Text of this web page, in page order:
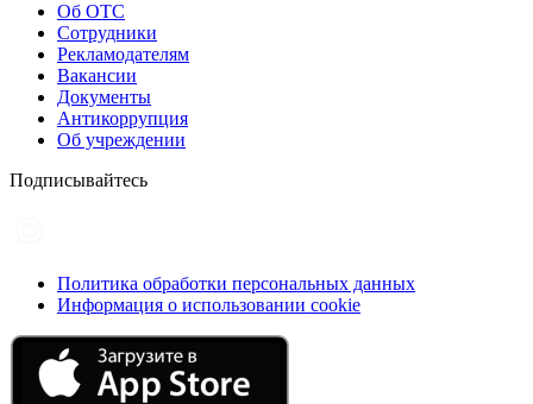
Об ОТС
Сотрудники
Рекламодателям
Вакансии
Документы
Антикоррупция
Об учреждении
Подписывайтесь
Политика обработки персональных данных
Информация о использовании cookie